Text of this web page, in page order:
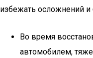
избежать осложнений и
Во время
автомобилем,